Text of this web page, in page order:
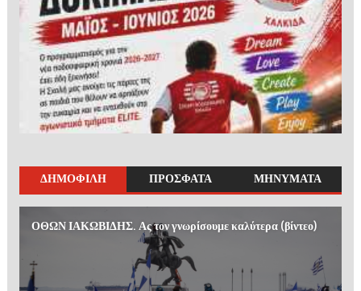
ΔΗΜΟΦΙΛΗ ΠΡΟΣΦΑΤΑ ΜΗΝΥΜΑΤΑ
ΟΘΩΝ ΙΑΚΩΒΙΔΗΣ. Ας τον γνωρίσουμε καλύτερα (βίντεο)